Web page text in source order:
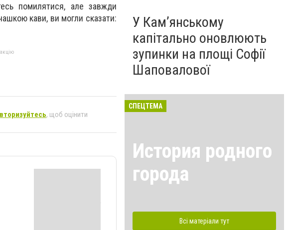
помилятися, але завжди
кави, ви могли сказати:
, щоб оцінити
У Кам’янському
капітально оновлюють
зупинки на площі Софії
Шаповалової
СПЕЦТЕМА
История родного
города
Всі матеріали тут